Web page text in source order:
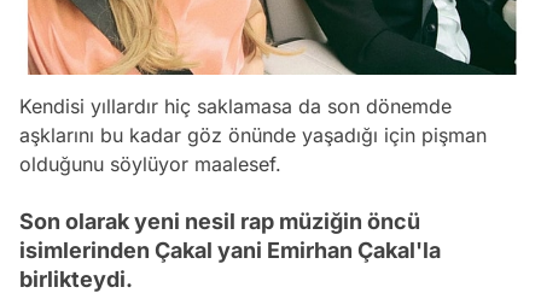
Kendisi yıllardır hiç saklamasa da son dönemde
aşklarını bu kadar göz önünde yaşadığı için pişman
olduğunu söylüyor maalesef.
Son olarak yeni nesil rap müziğin öncü
isimlerinden Çakal yani Emirhan Çakal'la
birlikteydi.